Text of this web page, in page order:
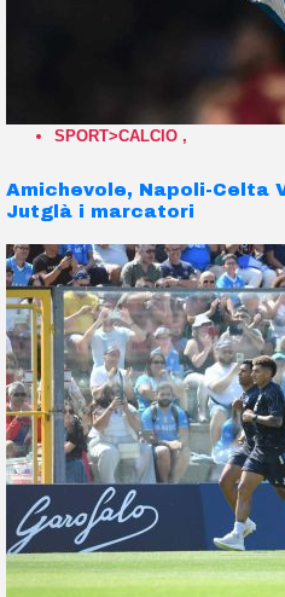
SPORT>CALCIO ,
Amichevole, Napoli-Celta
Jutglà i marcatori